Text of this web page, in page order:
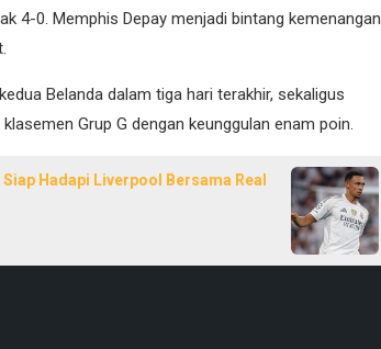
4-0. Memphis Depay menjadi bintang kemenangan
Belanda dalam tiga hari terakhir, sekaligus
Grup G dengan keunggulan enam poin.
Hadapi Liverpool Bersama Real